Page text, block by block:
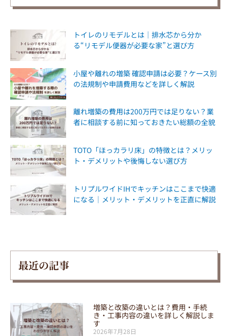
トイレのリモデルとは｜排水芯から分か
る“リモデル便器が必要な家”と選び方
小屋や離れの増築 確認申請は必要？ケース別
の法規制や申請費用などを詳しく解説
離れ増築の費用は200万円では足りない？業
者に相談する前に知っておきたい総額の全貌
TOTO「ほっカラリ床」の特徴とは？メリッ
ト・デメリットや後悔しない選び方
トリプルワイドIHでキッチンはここまで快適
になる｜メリット・デメリットを正直に解説
最近の記事
増築と改築の違いとは？費用・手続
き・工事内容の違いを詳しく解説しま
す
2026年7月28日